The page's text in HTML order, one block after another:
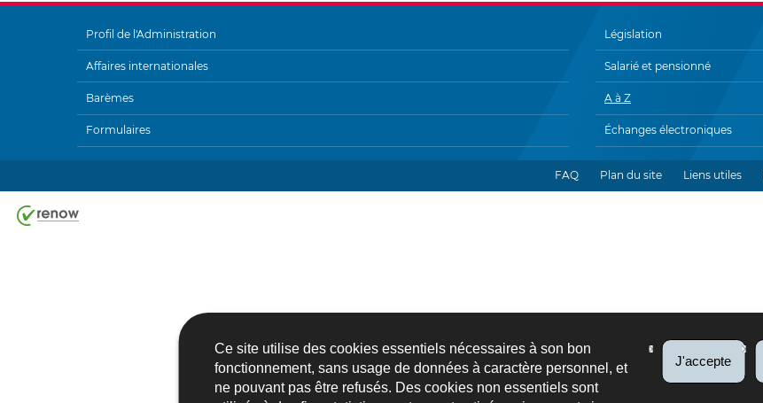
Ce site utilise des cookies essentiels nécessaires à son bon
fonctionnement, sans usage de données à caractère personnel, et
ne pouvant pas être refusés. Des cookies non essentiels sont
J'accepte
NAVIGATION
Profil de l'Administration Législation
Affaires internationales Salarié et pensionné
Barèmes A à Z
Formulaires Échanges électroniques
FAQ Plan du site Liens utiles